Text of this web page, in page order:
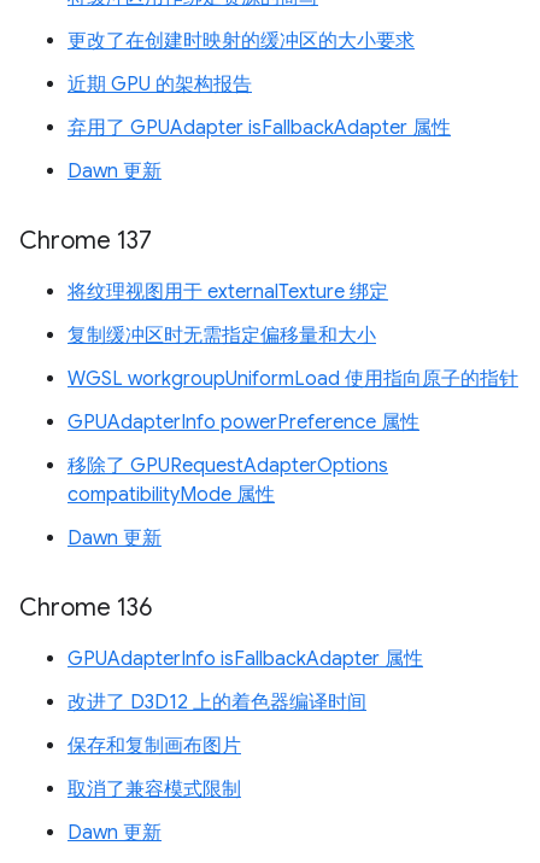
更改了在创建时映射的缓冲区的大小要求
近期 GPU 的架构报告
弃用了 GPUAdapter isFallbackAdapter 属性
Dawn 更新
Chrome 137
将纹理视图用于 externalTexture 绑定
复制缓冲区时无需指定偏移量和大小
WGSL workgroupUniformLoad 使用指向原子的指针
GPUAdapterInfo powerPreference 属性
移除了 GPURequestAdapterOptions
compatibilityMode 属性
Dawn 更新
Chrome 136
GPUAdapterInfo isFallbackAdapter 属性
改进了 D3D12 上的着色器编译时间
保存和复制画布图片
取消了兼容模式限制
Dawn 更新